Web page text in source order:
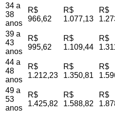
34 a
38
anos
R$
966,62
R$
1.077,13
R$
39 a
43
anos
R$
995,62
R$
1.109,44
R$
44 a
48
anos
R$
1.212,23
R$
1.350,81
R$
49 a
53
anos
R$
1.425,82
R$
1.588,82
R$